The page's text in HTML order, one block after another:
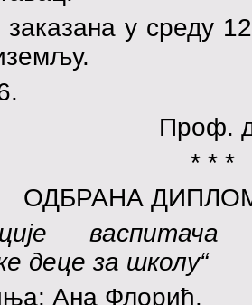
заказана у среду
Проф.
* * *
ОДБРАНА
деце за школу“
Ана Флорић.